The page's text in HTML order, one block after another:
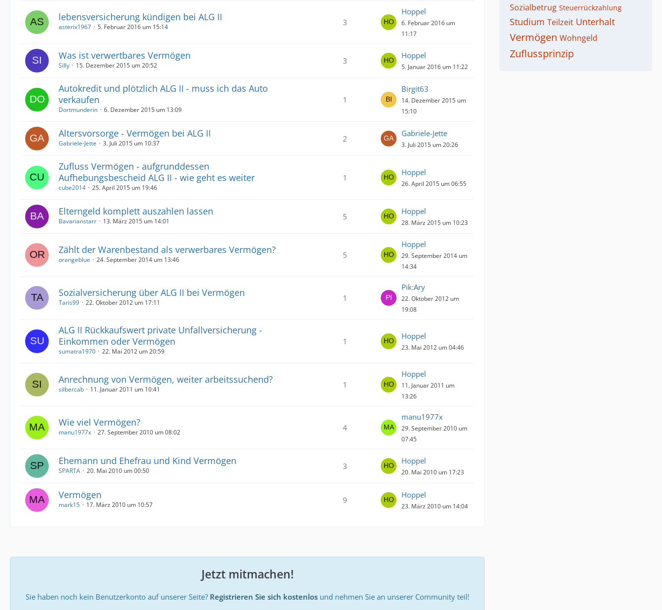
lebensversicherung kündigen bei ALG II
asterix1967 5. Februar 2016 um 15:14 3
Hoppel
6. Februar 2016 um
11:17
Was ist verwertbares Vermögen
Silly 15. Dezember 2015 um 20:52 3
Hoppel
5. Januar 2016 um 11:22
Autokredit und plötzlich ALG II - muss ich das Auto
verkaufen
Dortmunderin 6. Dezember 2015 um 13:09
1
Birgit63
14. Dezember 2015 um
15:10
Altersvorsorge - Vermögen bei ALG II
Gabriele-Jette 3. Juli 2015 um 10:37 2
Gabriele-Jette
3. Juli 2015 um 20:26
Zufluss Vermögen - aufgrunddessen
Aufhebungsbescheid ALG II - wie geht es weiter
cube2014 25. April 2015 um 19:46
1
Hoppel
26. April 2015 um 06:55
Elterngeld komplett auszahlen lassen
Bavarianstarr 13. März 2015 um 14:01 5
Hoppel
28. März 2015 um 10:23
Zählt der Warenbestand als verwerbares Vermögen?
orangeblue 24. September 2014 um 13:46 5
Hoppel
29. September 2014 um
14:34
Sozialversicherung über ALG II bei Vermögen
Taris99 22. Oktober 2012 um 17:11 1
Pik:Ary
22. Oktober 2012 um
19:08
ALG II Rückkaufswert private Unfallversicherung -
Einkommen oder Vermögen
sumatra1970 22. Mai 2012 um 20:59
1
Hoppel
23. Mai 2012 um 04:46
Anrechnung von Vermögen, weiter arbeitssuchend?
silbercab 11. Januar 2011 um 10:41 1
Hoppel
11. Januar 2011 um
13:26
Wie viel Vermögen?
manu1977x 27. September 2010 um 08:02 4
manu1977x
29. September 2010 um
07:45
Ehemann und Ehefrau und Kind Vermögen
SPARTA 20. Mai 2010 um 00:50 3
Hoppel
20. Mai 2010 um 17:23
Vermögen
mark15 17. März 2010 um 10:57 9
Hoppel
23. März 2010 um 14:04
Jetzt mitmachen!
Sie haben noch kein Benutzerkonto auf unserer Seite? Registrieren Sie sich kostenlosund nehmen Sie an unserer Community teil!
Sozialbetrug Steuerrückzahlung
Studium Teilzeit Unterhalt
Vermögen Wohngeld
Zuflussprinzip